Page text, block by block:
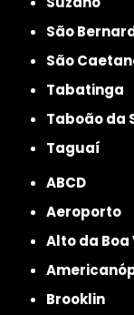
São
São
Tabatinga
Taboão da
Taguaí
ABCD
Aeroporto
Alto da
Brooklin